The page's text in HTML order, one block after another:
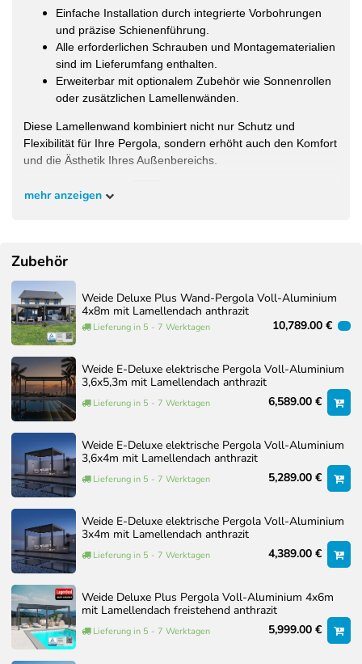
Einfache Installation durch integrierte Vorbohrungen
und präzise Schienenführung.
Alle erforderlichen Schrauben und Montagematerialien
sind im Lieferumfang enthalten.
Erweiterbar mit optionalem Zubehör wie Sonnenrollen
oder zusätzlichen Lamellenwänden.
Diese Lamellenwand kombiniert nicht nur Schutz und
Flexibilität für Ihre Pergola, sondern erhöht auch den Komfort
und die Ästhetik Ihres Außenbereichs.
mehr anzeigen
Zubehör
Weide Deluxe Plus Wand-Pergola Voll-Aluminium
4x8m mit Lamellendach anthrazit
Lieferung in 5 - 7 Werktagen 10,789.00 €
Weide E-Deluxe elektrische Pergola Voll-Aluminium
3,6x5,3m mit Lamellendach anthrazit
Lieferung in 5 - 7 Werktagen 6,589.00 €
Weide E-Deluxe elektrische Pergola Voll-Aluminium
3,6x4m mit Lamellendach anthrazit
Lieferung in 5 - 7 Werktagen 5,289.00 €
Weide E-Deluxe elektrische Pergola Voll-Aluminium
3x4m mit Lamellendach anthrazit
Lieferung in 5 - 7 Werktagen 4,389.00 €
Weide Deluxe Plus Pergola Voll-Aluminium 4x6m
mit Lamellendach freistehend anthrazit
Lieferung in 5 - 7 Werktagen 5,999.00 €